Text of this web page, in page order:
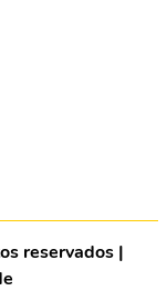
reservados |